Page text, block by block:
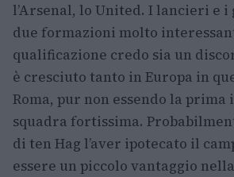
l’Arsenal, lo United. I lancieri e i
due formazioni molto
qualificazione credo sia un
è cresciuto tanto in Europa in
Roma, pur non essendo la prima
squadra fortissima.
di ten Hag l’aver ipotecato il
essere un piccolo vantaggio